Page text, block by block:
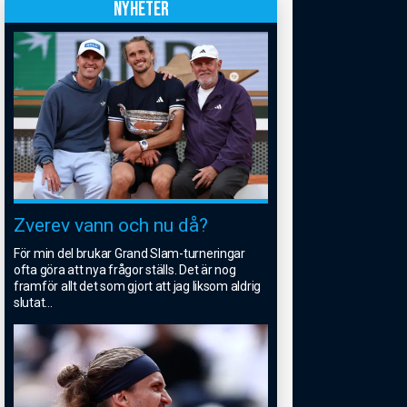
NYHETER
Zverev vann och nu då?
För min del brukar Grand Slam-turneringar
ofta göra att nya frågor ställs. Det är nog
framför allt det som gjort att jag liksom aldrig
slutat...